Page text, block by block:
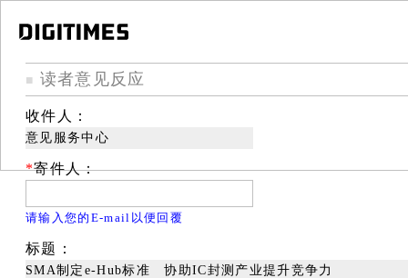
■ 读者意见反应
收件人：
意见服务中心
*寄件人：
请输入您的E-mail以便回覆
标题：
SMA制定e-Hub标准 协助IC封测产业提升竞争力